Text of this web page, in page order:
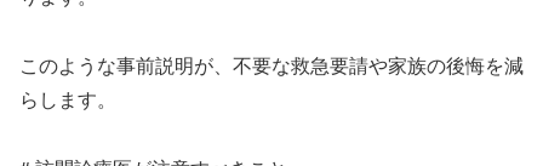
このような事前説明が、不要な救急要請や家族の後悔を減
らします。